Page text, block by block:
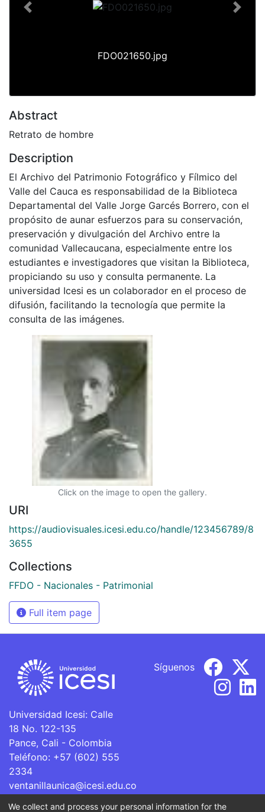
FDO021650.jpg
Previous Next
Abstract
Retrato de hombre
Description
El Archivo del Patrimonio Fotográfico y Fílmico del
Valle del Cauca es responsabilidad de la Biblioteca
Departamental del Valle Jorge Garcés Borrero, con el
propósito de aunar esfuerzos para su conservación,
preservación y divulgación del Archivo entre la
comunidad Vallecaucana, especialmente entre los
estudiantes e investigadores que visitan la Biblioteca,
propiciando su uso y consulta permanente. La
universidad Icesi es un colaborador en el proceso de
difusión, facilitando la tecnología que permite la
consulta de las imágenes.
Click on the image to open the gallery.
URI
https://audiovisuales.icesi.edu.co/handle/123456789/8
3655
Collections
FFDO - Nacionales - Patrimonial
Full item page
Universidad Icesi: Calle
18 No. 122-135
Pance, Cali - Colombia
Teléfono: +57 (602) 555
2334
ventanillaunica@icesi.edu.co
Síguenos
We collect and process your personal information for the